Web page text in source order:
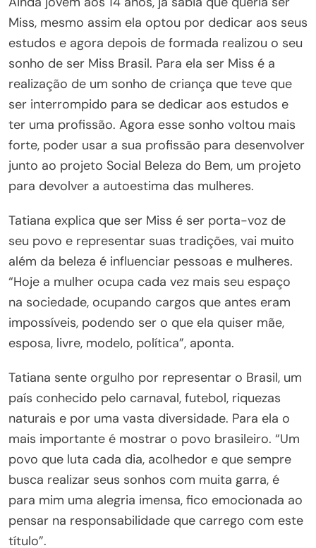
Miss, mesmo assim ela optou por dedicar aos seus
estudos e agora depois de formada realizou o seu
sonho de ser Miss Brasil. Para ela ser Miss é a
realização de um sonho de criança que teve que
ser interrompido para se dedicar aos estudos e
ter uma profissão. Agora esse sonho voltou mais
forte, poder usar a sua profissão para desenvolver
junto ao projeto Social Beleza do Bem, um projeto
para devolver a autoestima das mulheres.
Tatiana explica que ser Miss é ser porta-voz de
seu povo e representar suas tradições, vai muito
além da beleza é influenciar pessoas e mulheres.
“Hoje a mulher ocupa cada vez mais seu espaço
na sociedade, ocupando cargos que antes eram
impossíveis, podendo ser o que ela quiser mãe,
esposa, livre, modelo, política”, aponta.
Tatiana sente orgulho por representar o Brasil, um
país conhecido pelo carnaval, futebol, riquezas
naturais e por uma vasta diversidade. Para ela o
mais importante é mostrar o povo brasileiro. “Um
povo que luta cada dia, acolhedor e que sempre
busca realizar seus sonhos com muita garra, é
para mim uma alegria imensa, fico emocionada ao
pensar na responsabilidade que carrego com este
título”.